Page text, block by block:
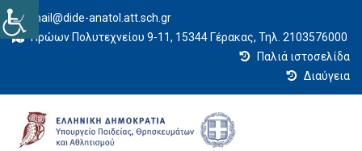
mail@dide-anatol.att.sch.gr
Ηρώων Πολυτεχνείου 9-11, 15344 Γέρακας, Τηλ. 2103576000
Παλιά ιστοσελίδα
Διαύγεια